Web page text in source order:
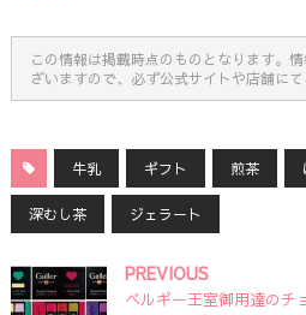
この情報は掲載時点のものとなります。
ざいますので、必ず公式サイトや店舗にて
牛乳 ギフト 煎茶
深むし茶 ジェラート
PREVIOUS
ベルギー王室御用達のチ